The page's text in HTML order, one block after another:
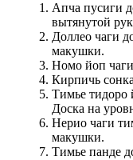
Апча пусиги
вытянутой
Доллео чаги
макушки.
Номо йоп
Кирпичь
Тимье тидоро
Доска на
Нерио чаги
макушки.
Тимье панде